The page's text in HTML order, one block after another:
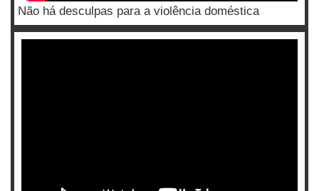
Não há desculpas para a violência doméstica